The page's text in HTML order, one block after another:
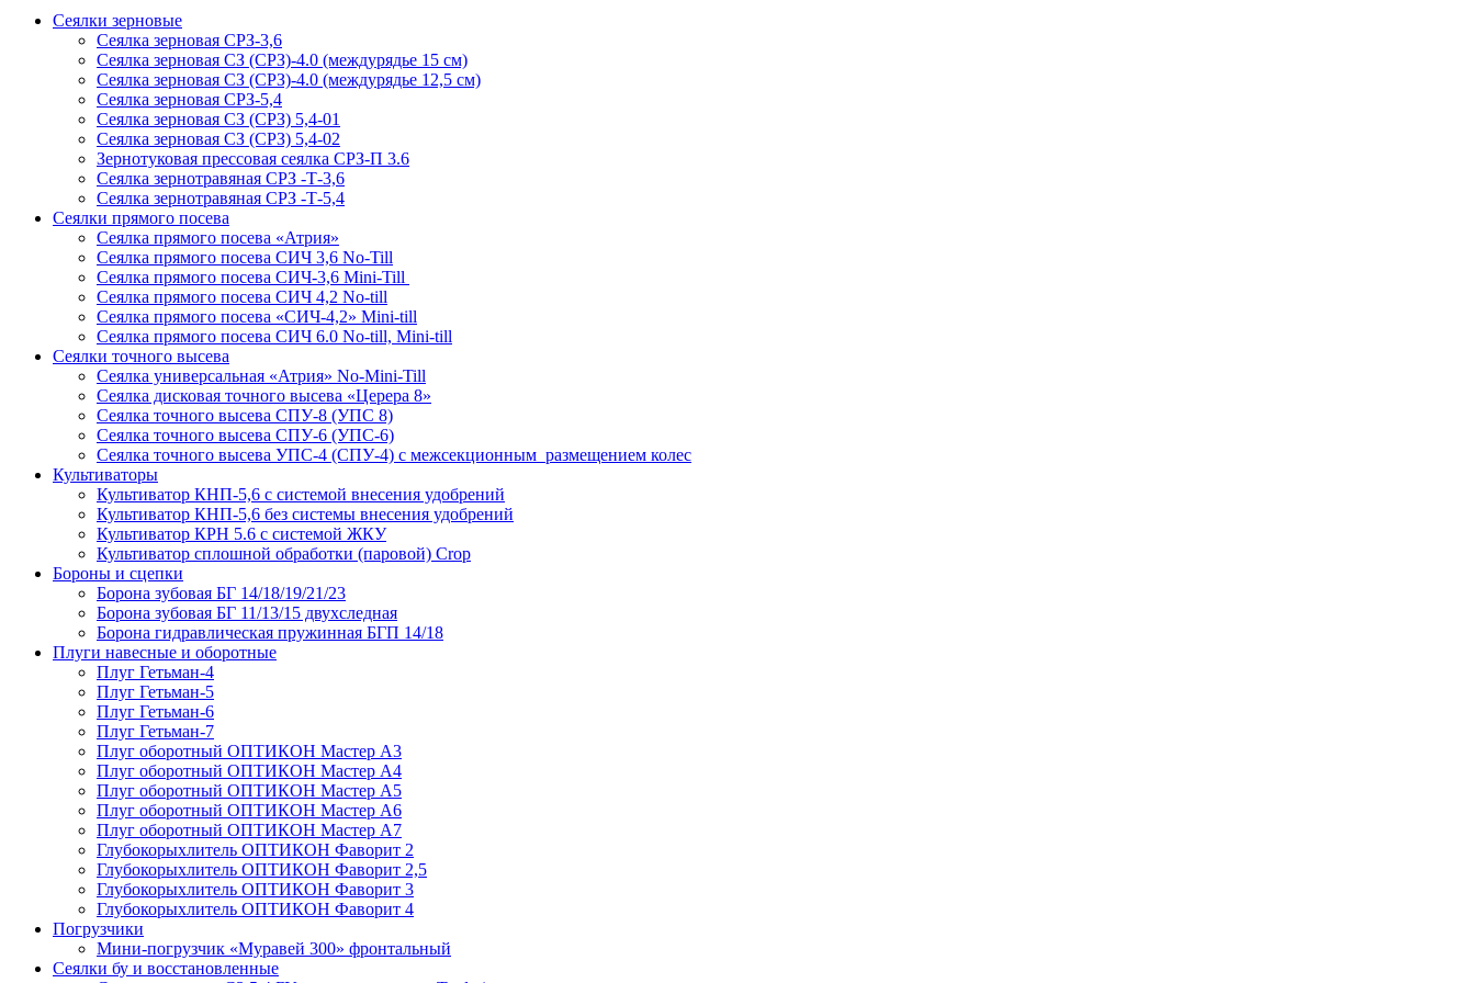
Сеялки зерновые
Сеялка зерновая СРЗ-3,6
Сеялка зерновая СЗ (СРЗ)-4.0 (междурядье 15 см)
Сеялка зерновая СЗ (СРЗ)-4.0 (междурядье 12,5 см)
Сеялка зерновая СРЗ-5,4
Сеялка зерновая СЗ (СРЗ) 5,4-01
Сеялка зерновая СЗ (СРЗ) 5,4-02
Зернотуковая прессовая сеялка СРЗ-П 3.6
Сеялка зернотравяная СРЗ -Т-3,6
Сеялка зернотравяная СРЗ -Т-5,4
Сеялки прямого посева
Сеялка прямого посева «Атрия»
Сеялка прямого посева СИЧ 3,6 No-Till
Сеялка прямого посева СИЧ-3,6 Mini-Till
Сеялка прямого посева СИЧ 4,2 No-till
Сеялка прямого посева «СИЧ-4,2» Mini-till
Сеялка прямого посева СИЧ 6.0 No-till, Mini-till
Сеялки точного высева
Сеялка универсальная «Атрия» No-Mini-Till
Сеялка дисковая точного высева «Церера 8»
Сеялка точного высева СПУ-8 (УПС 8)
Сеялка точного высева СПУ-6 (УПС-6)
Сеялка точного высева УПС-4 (СПУ-4) с межсекционным размещением колес
Культиваторы
Культиватор КНП-5,6 с системой внесения удобрений
Культиватор КНП-5,6 без системы внесения удобрений
Культиватор КРН 5.6 с системой ЖКУ
Культиватор сплошной обработки (паровой) Crop
Бороны и сцепки
Борона зубовая БГ 14/18/19/21/23
Борона зубовая БГ 11/13/15 двухследная
Борона гидравлическая пружинная БГП 14/18
Плуги навесные и оборотные
Плуг Гетьман-4
Плуг Гетьман-5
Плуг Гетьман-6
Плуг Гетьман-7
Плуг оборотный ОПТИКОН Мастер А3
Плуг оборотный ОПТИКОН Мастер А4
Плуг оборотный ОПТИКОН Мастер А5
Плуг оборотный ОПТИКОН Мастер А6
Плуг оборотный ОПТИКОН Мастер А7
Глубокорыхлитель ОПТИКОН Фаворит 2
Глубокорыхлитель ОПТИКОН Фаворит 2,5
Глубокорыхлитель ОПТИКОН Фаворит 3
Глубокорыхлитель ОПТИКОН Фаворит 4
Погрузчики
Мини-погрузчик «Муравей 300» фронтальный
Сеялки бу и восстановленные